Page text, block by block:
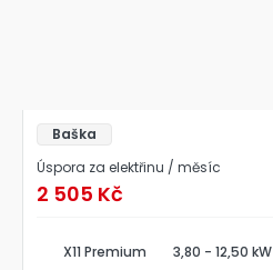
Baška
Úspora za elektřinu / měsíc
2 505 Kč
X11 Premium 3,80 - 12,50 kW